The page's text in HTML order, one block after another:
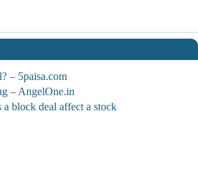
– 5paisa.com
– AngelOne.in
block deal affect a stock